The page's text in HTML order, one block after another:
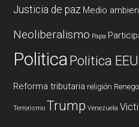
Justicia de paz Medio
Neoliberalismo Papa
PoliticaPolitica
Reforma tributaria religión
Terrorismo Trump Venezuela